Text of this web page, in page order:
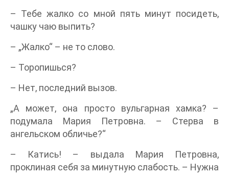
– Тебе жалко со мной пять минут посидеть,
чашку чаю выпить?
– „Жалко“ – не то слово.
– Торопишься?
– Нет, последний вызов.
„А может, она просто вульгарная хамка? –
подумала Мария Петровна. – Стерва в
ангельском обличье?“
– Катись! – выдала Мария Петровна,
проклиная себя за минутную слабость. – Нужна